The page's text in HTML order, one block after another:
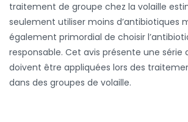
traitement de groupe chez la volaille
seulement utiliser moins d’antibiotiques
également primordial de choisir
responsable. Cet avis présente une série
doivent être appliquées lors des
dans des groupes de volaille.